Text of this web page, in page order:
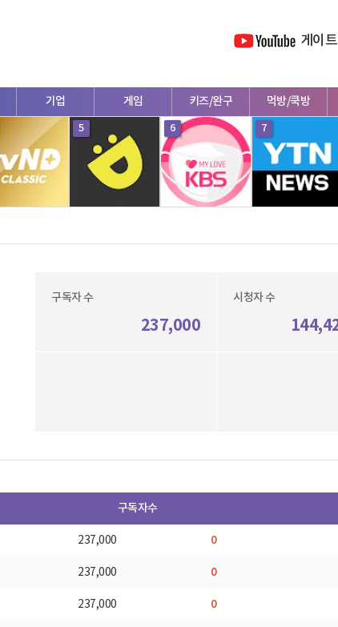
게이트
기업 게임 키즈/완구 먹방/쿡방
5 6 7
구독자 수
237,000
시청자 수
구독자수
237,000 0
237,000 0
237,000 0